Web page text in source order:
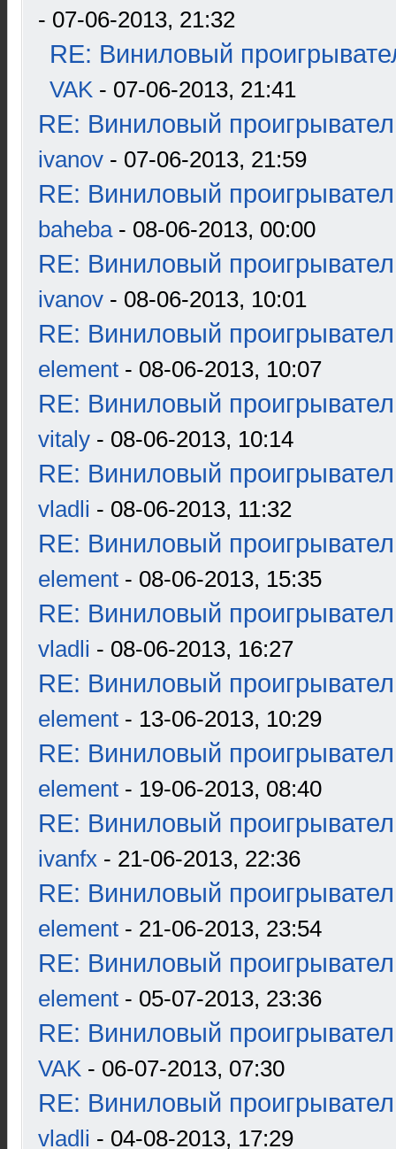
- 07-06-2013, 21:32
RE: Виниловый
VAK - 07-06-2013, 21:41
RE: Виниловый
ivanov - 07-06-2013, 21:59
RE: Виниловый
baheba- 08-06-2013, 00:00
RE: Виниловый
ivanov - 08-06-2013, 10:01
RE: Виниловый
element - 08-06-2013, 10:07
RE: Виниловый
vitaly - 08-06-2013, 10:14
RE: Виниловый
vladli - 08-06-2013, 11:32
RE: Виниловый
element - 08-06-2013, 15:35
RE: Виниловый
vladli - 08-06-2013, 16:27
RE: Виниловый
element - 13-06-2013, 10:29
RE: Виниловый
element - 19-06-2013, 08:40
RE: Виниловый
ivanfx - 21-06-2013, 22:36
RE: Виниловый
element - 21-06-2013, 23:54
RE: Виниловый
element - 05-07-2013, 23:36
RE: Виниловый
VAK - 06-07-2013, 07:30
RE: Виниловый
vladli - 04-08-2013, 17:29